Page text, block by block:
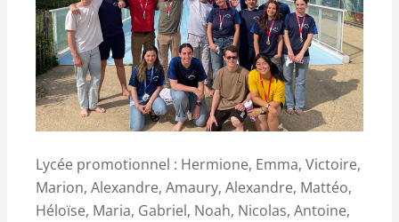
Lycée promotionnel : Hermione, Emma, Victoire,
Marion, Alexandre, Amaury, Alexandre, Mattéo,
Héloïse, Maria, Gabriel, Noah, Nicolas, Antoine,